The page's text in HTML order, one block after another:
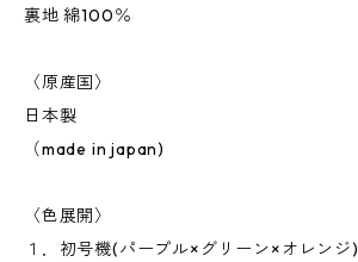
裏地 綿100％
〈原産国〉
日本製
（made in japan)
〈色展開〉
１．初号機(パープル×グリーン×オレンジ)